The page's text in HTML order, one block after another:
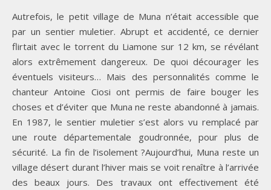
Autrefois, le petit village de Muna n’était accessible que
par un sentier muletier. Abrupt et accidenté, ce dernier
flirtait avec le torrent du Liamone sur 12 km, se révélant
alors extrêmement dangereux. De quoi décourager les
éventuels visiteurs… Mais des personnalités comme le
chanteur Antoine Ciosi ont permis de faire bouger les
choses et d’éviter que Muna ne reste abandonné à jamais.
En 1987, le sentier muletier s’est alors vu remplacé par
une route départementale goudronnée, pour plus de
sécurité. La fin de l’isolement ?Aujourd’hui, Muna reste un
village désert durant l’hiver mais se voit renaître à l’arrivée
des beaux jours. Des travaux ont effectivement été